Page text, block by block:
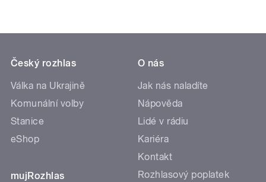
Český rozhlas
Válka na Ukrajině
Komunální volby
Stanice
eShop
mujRozhlas
O nás
Jak nás naladíte
Nápověda
Lidé v rádiu
Kariéra
Kontakt
Rozhlasový poplatek